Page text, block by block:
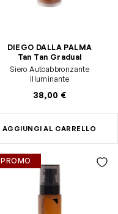
DIEGO DALLA PALMA
Tan Tan Gradual
Siero Autoabbronzante
Illuminante
38,00 €
AGGIUNGI AL CARRELLO
PROMO